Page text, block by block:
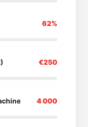
62%
€250
4 000